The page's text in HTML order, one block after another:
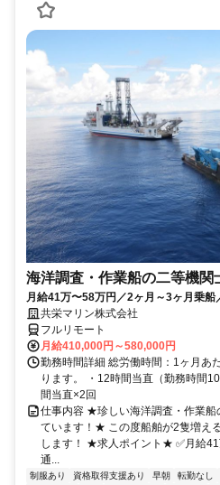
海洋調査・作業船の二等機関
月給41万〜58万円／2ヶ月～3ヶ月乗船
共栄マリン株式会社
フルリモート
月給410,000円～580,000円
勤務時間詳細 総労働時間：1ヶ月あ
ります。 ・12時間当直（勤務時間
間当直×2回
仕事内容 ★珍しい海洋調査・作業船
ています！★ この度船舶が2隻増え
します！ ★求人ポイント★ ✅月給
通...
制服あり 資格取得支援あり 早朝 転勤なし